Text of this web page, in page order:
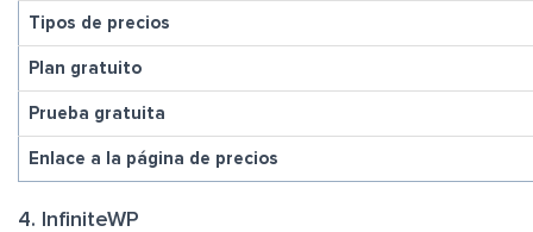
Tipos de precios
Plan gratuito
Prueba gratuita
Enlace a la página de precios
4. InfiniteWP